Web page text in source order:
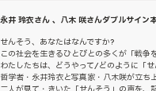
永井 玲衣さん 、八木 咲さんダブルサイン
せんそう、あなたはなんですか?
この社会を生きるひとびとの多くが「戦争
わたしたちは、どうやって/どのように「
哲学者・永井玲衣と写真家・八木咲が立ち